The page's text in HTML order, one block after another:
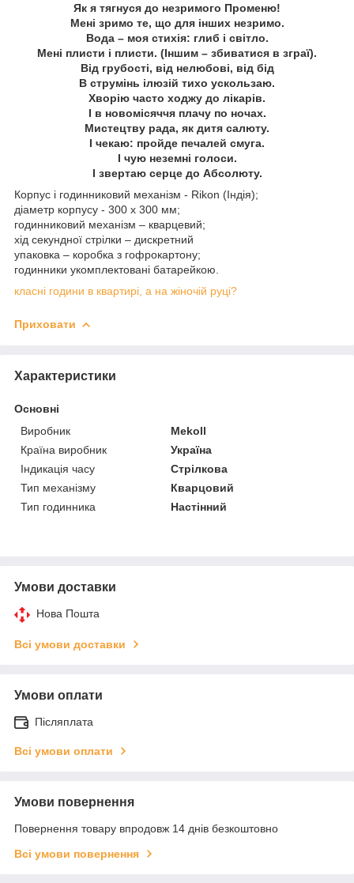
Як я тягнуся до незримого Променю!
Мені зримо те, що для інших незримо.
Вода – моя стихія: глиб і світло.
Мені плисти і плисти. (Іншим – збиватися в зграї).
Від грубості, від нелюбові, від бід
В струмінь ілюзій тихо ускользаю.
Хворію часто ходжу до лікарів.
І в новомісяччя плачу по ночах.
Мистецтву рада, як дитя салюту.
І чекаю: пройде печалей смуга.
І чую неземні голоси.
І звертаю серце до Абсолюту.
Корпус і годинниковий механізм - Rikon (Індія);
діаметр корпусу - 300 х 300 мм;
годинниковий механізм – кварцевий;
хід секундної стрілки – дискретний
упаковка – коробка з гофрокартону;
годинники укомплектовані батарейкою.
класні години в квартирі, а на жіночій руці?
Приховати
Характеристики
Основні
Виробник
Mekoll
Країна виробник
Україна
Індикація часу
Стрілкова
Тип механізму
Кварцовий
Тип годинника
Настінний
Умови доставки
Нова Пошта
Всі умови доставки
Умови оплати
Післяплата
Всі умови оплати
Умови повернення
Повернення товару впродовж 14 днів безкоштовно
Всі умови повернення